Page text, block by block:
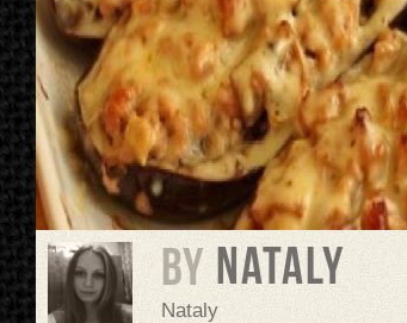
BY Nataly
Nataly